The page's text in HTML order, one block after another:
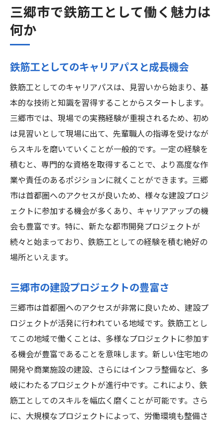
鉄筋工としてのスキル向上と研修機会
鉄筋工の需要が高まる三郷市でのキャリアチャ
公共工事と民間プロジェクトのバランス
経験者と未経験者向けの求人情報
女性鉄筋工の活躍と支援制度
三郷市の鉄筋工求人市場の現状分析
キャリアチェンジに適した環境
三郷市の鉄筋工の年収現状とその理由
平均年収の分析と比較
経験や資格による給与差
福利厚生とその他の報酬
企業ごとの給与体系の違い
年収を向上させるためのポイント
鉄筋工として三郷市で働くメリットとデメリッ
安定した収入と雇用
体力と技術が必要な仕事の挑戦
地域社会への貢献と満足感
仕事のリスクと安全対策
長時間労働とその対策
将来的なキャリア展望
三郷市で鉄筋工として働く魅力は
何か
鉄筋工としてのキャリアパスと成長機会
鉄筋工としてのキャリアパスは、見習いから始まり、基
本的な技術と知識を習得することからスタートします。
三郷市では、現場での実務経験が重視されるため、初め
は見習いとして現場に出て、先輩職人の指導を受けなが
らスキルを磨いていくことが一般的です。一定の経験を
積むと、専門的な資格を取得することで、より高度な作
業や責任のあるポジションに就くことができます。三郷
市は首都圏へのアクセスが良いため、様々な建設プロジ
ェクトに参加する機会が多くあり、キャリアアップの機
会も豊富です。特に、新たな都市開発プロジェクトが
続々と始まっており、鉄筋工としての経験を積む絶好の
場所といえます。
三郷市の建設プロジェクトの豊富さ
三郷市は首都圏へのアクセスが非常に良いため、建設プ
ロジェクトが活発に行われている地域です。鉄筋工とし
てこの地域で働くことは、多様なプロジェクトに参加す
る機会が豊富であることを意味します。新しい住宅地の
開発や商業施設の建設、さらにはインフラ整備など、多
岐にわたるプロジェクトが進行中です。これにより、鉄
筋工としてのスキルを幅広く磨くことが可能です。さら
に、大規模なプロジェクトによって、労働環境も整備さ